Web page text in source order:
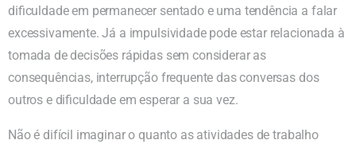
dificuldade em permanecer sentado e uma tendência a falar
excessivamente. Já a impulsividade pode estar relacionada à
tomada de decisões rápidas sem considerar as
consequências, interrupção frequente das conversas dos
outros e dificuldade em esperar a sua vez.
Não é difícil imaginar o quanto as atividades de trabalho